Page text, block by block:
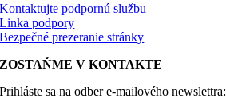
Kontaktujte podpornú službu
Linka podpory
Bezpečné prezeranie stránky
ZOSTAŇME V KONTAKTE
Prihláste sa na odber e-mailového newslettra: